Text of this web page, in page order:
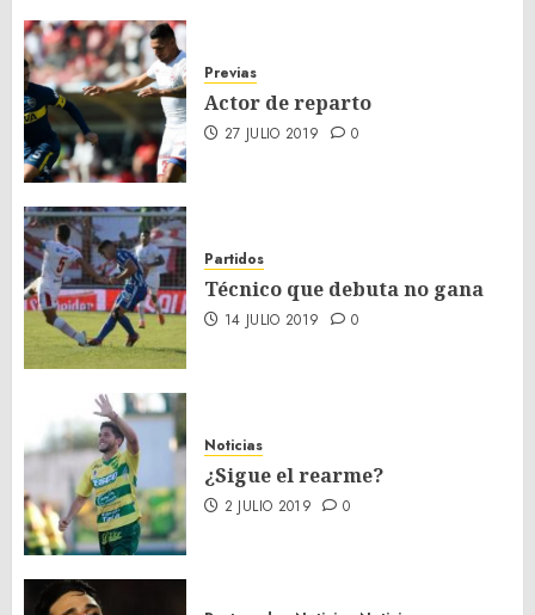
Previas
Actor de reparto
27 JULIO 2019 0
Partidos
Técnico que debuta no gana
14 JULIO 2019 0
Noticias
¿Sigue el rearme?
2 JULIO 2019 0